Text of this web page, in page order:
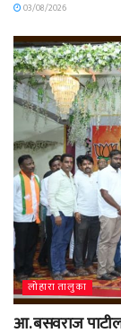
03/08/2026
लोहारा तालुका
आ. बसवराज